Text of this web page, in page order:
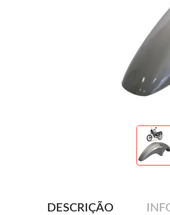
DESCRIÇÃO